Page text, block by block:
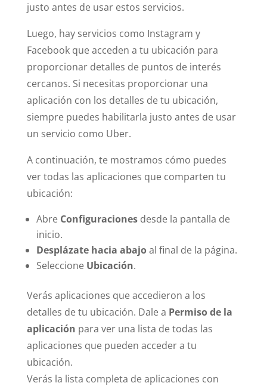
justo antes de usar estos servicios.
Luego, hay servicios como Instagram y
Facebook que acceden a tu ubicación para
proporcionar detalles de puntos de interés
cercanos. Si necesitas proporcionar una
aplicación con los detalles de tu ubicación,
siempre puedes habilitarla justo antes de usar
un servicio como Uber.
A continuación, te mostramos cómo puedes
ver todas las aplicaciones que comparten tu
ubicación:
Abre Configuracionesdesde la pantalla de
inicio.
Desplázate hacia abajoal final de la página.
Seleccione Ubicación.
Verás aplicaciones que accedieron a los
detalles de tu ubicación. Dale a Permiso de la
aplicación para ver una lista de todas las
aplicaciones que pueden acceder a tu
ubicación.
Verás la lista completa de aplicaciones con